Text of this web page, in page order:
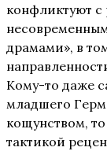
конфликтуют с
драмами», в
Кому-то даже
младшего
кощунством,
тактикой